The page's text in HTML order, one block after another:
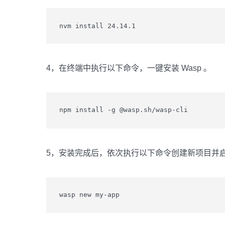
nvm install 24.14.1
4，在终端中执行以下命令，一键安装 Wasp 。
npm install -g @wasp.sh/wasp-cli
5，安装完成后，依次执行以下命令创建新项目并
wasp new my-app